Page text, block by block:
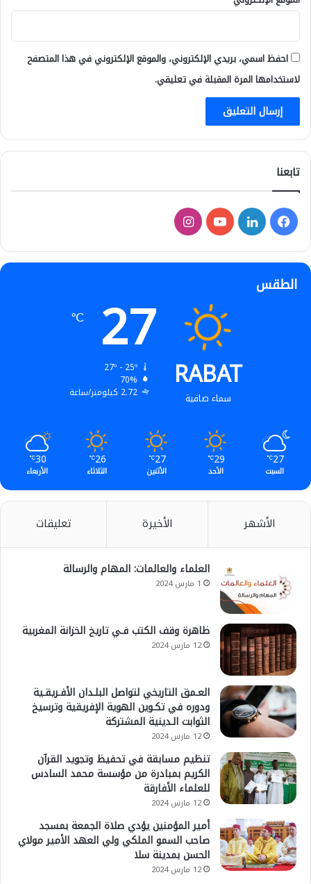
احفظ اسمي، بريدي الإلكتروني، والموقع الإلكتروني في هذا المتصفح
لاستخدامها المرة المقبلة في تعليقي.
تابعنا
فيسبوكلينكدإن‫YouTubeانستقرام
الطقس
RABAT
سماء صافية
27
℃
27º - 25º
70%
2.72 كيلومتر/ساعة
27
℃
السبت
29
℃
الأحد
27
℃
الأثنين
26
℃
الثلاثاء
30
℃
الأربعاء
الأشهر الأخيرة تعليقات
العلماء والعالمات: المهام والرسالة
1 مارس 2024
ظاهرة وقف الكتب فـي تاريخ الخزانة المغربية
12 مارس 2024
العـمق التاريخي لتواصل البلـدان الأفـريقـية
ودوره في تكـوين الهوية الإفريقية وترسيخ
الثوابت الـدينية المشتركة
12 مارس 2024
تنظيم مسابقة في تحفيظ وتجويد القرآن
الكريم بمبادرة من مؤسسة محمد السادس
للعلماء الأفارقة
12 مارس 2024
أمير المؤمنين يؤدي صلاة الجمعة بمسجد
صاحب السمو الملكي ولي العهد الأمير مولاي
الحسن بمدينة سلا
12 مارس 2024